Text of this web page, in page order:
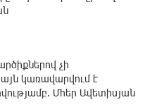
չի
կառավարվում է
Մհեր Ավետիսյան